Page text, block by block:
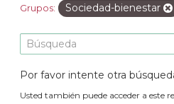
Grupos: Sociedad-bienestar
Por favor intente otra
Usted también puede acceder a este